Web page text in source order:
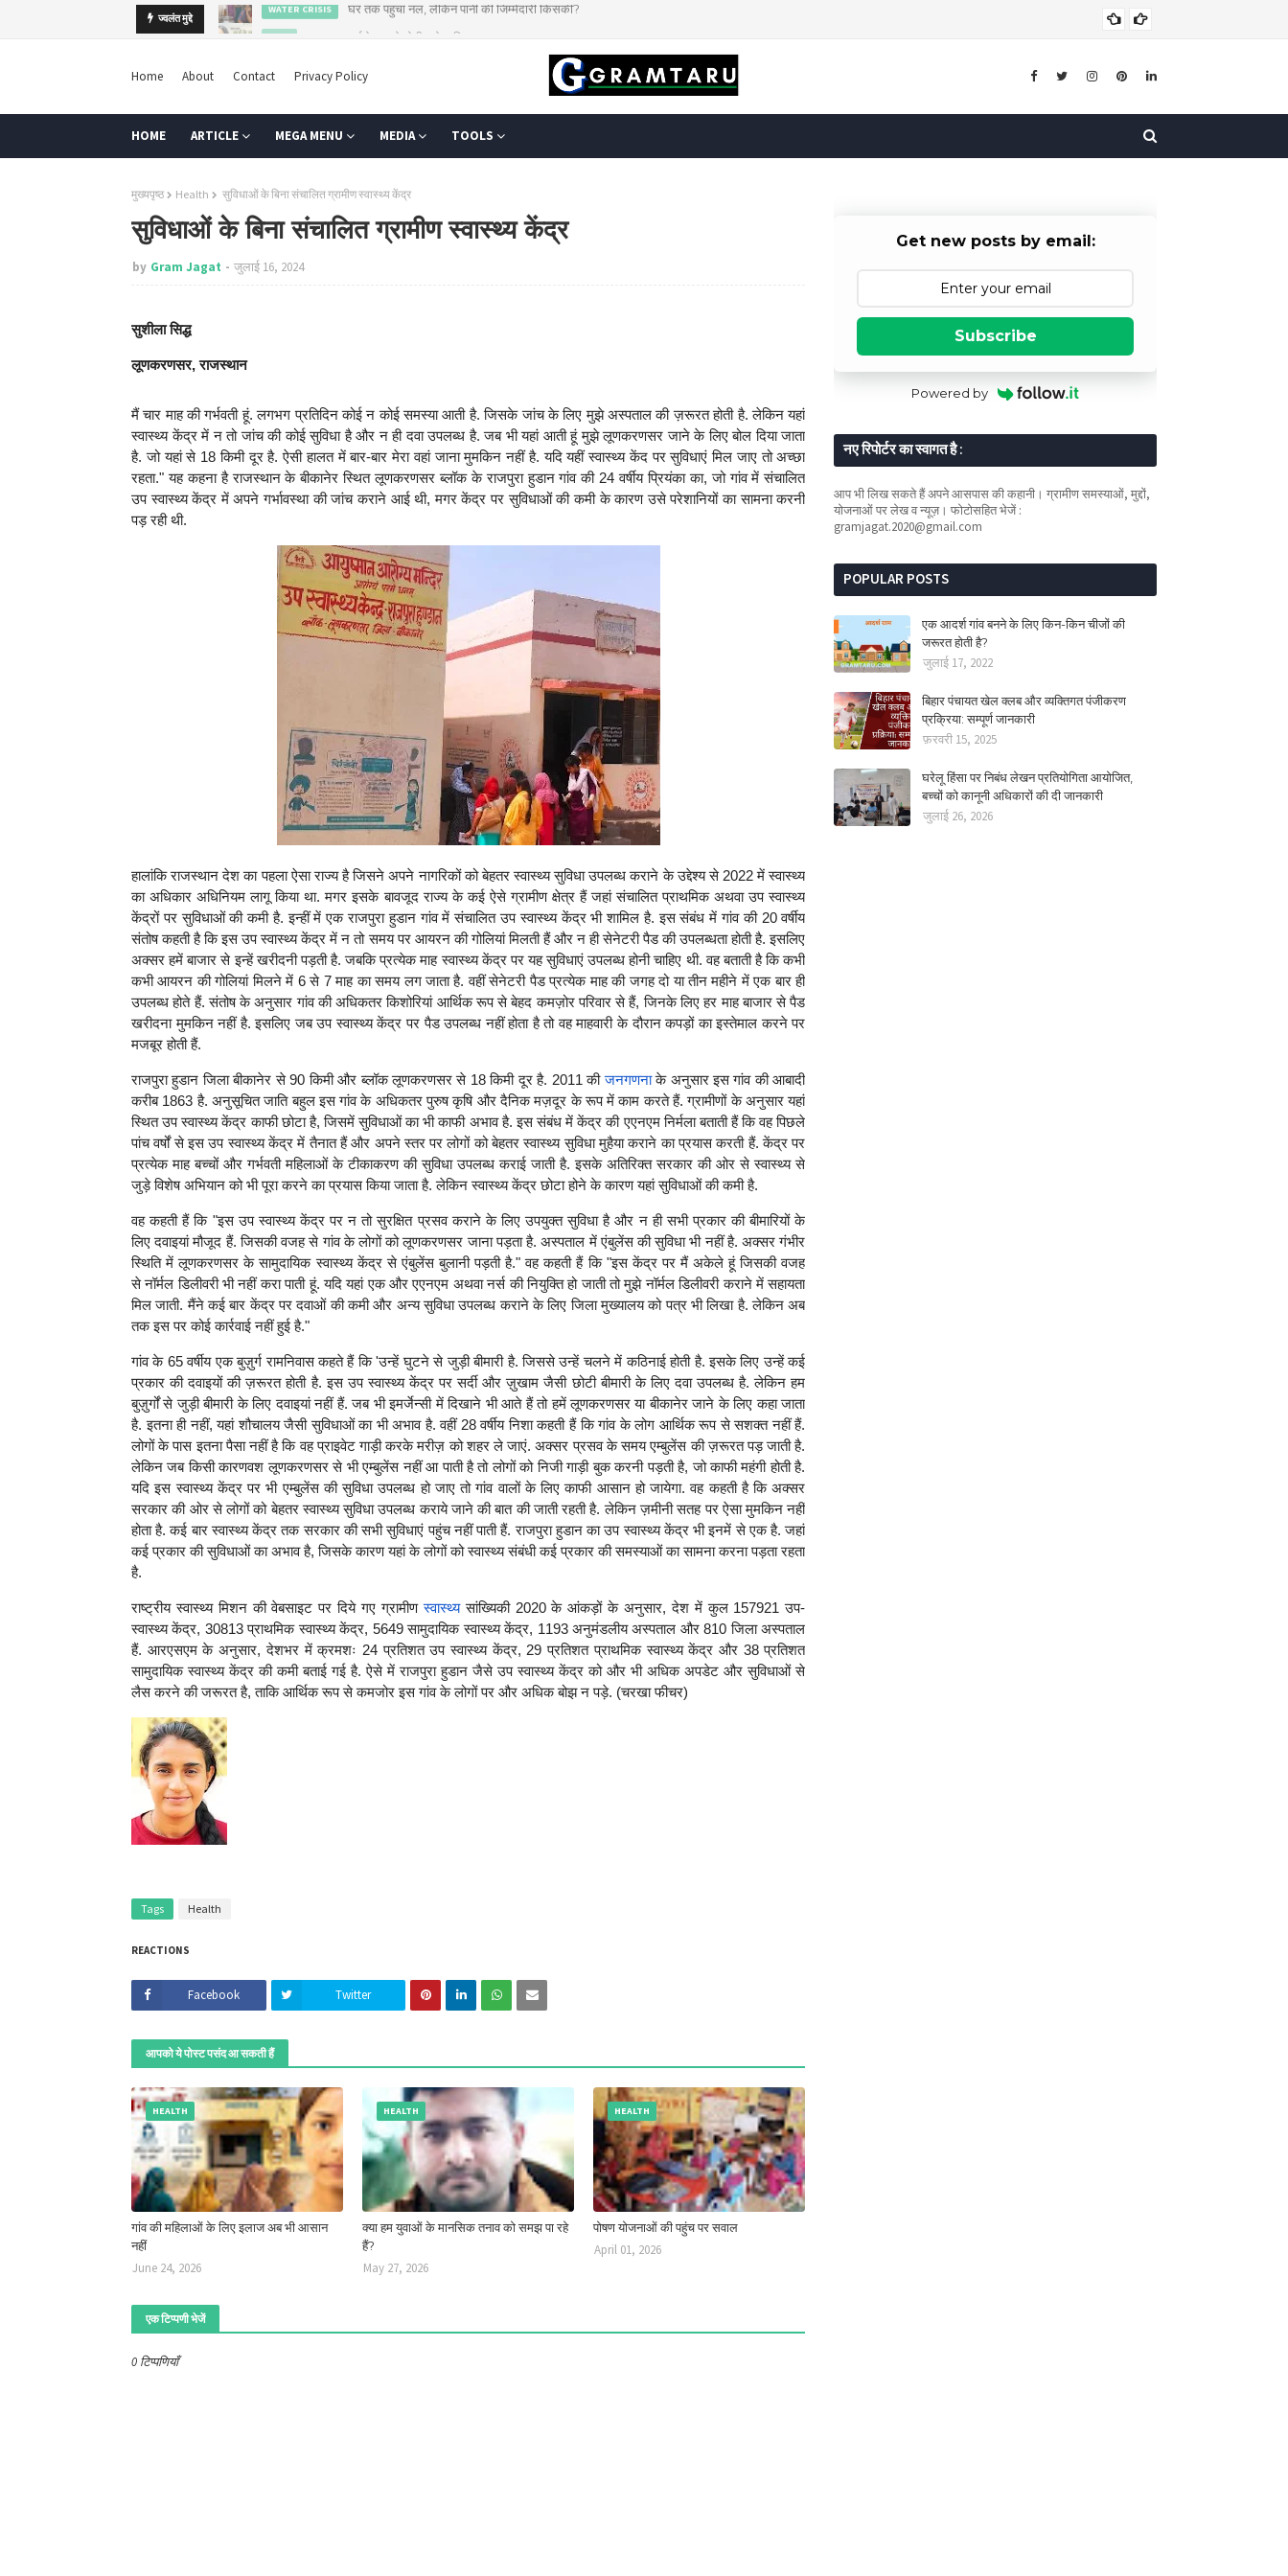
ज्वलंत मुद्दे AGRI कब तक कर्ज के सहारे खेती करेगा किसान?
Home About Contact Privacy Policy
HOME ARTICLE MEGA MENU MEDIA TOOLS
मुख्यपृष्ठ Health सुविधाओं के बिना संचालित ग्रामीण स्वास्थ्य केंद्र
सुविधाओं के बिना संचालित ग्रामीण स्वास्थ्य केंद्र
by Gram Jagat जुलाई 16, 2024
सुशीला सिद्ध
लूणकरणसर, राजस्थान
मैं चार माह की गर्भवती हूं. लगभग प्रतिदिन कोई न कोई समस्या आती है. जिसके जांच के लिए मुझे अस्पताल की ज़रूरत होती है. लेकिन यहां
स्वास्थ्य केंद्र में न तो जांच की कोई सुविधा है और न ही दवा उपलब्ध है. जब भी यहां आती हूं मुझे लूणकरणसर जाने के लिए बोल दिया जाता
है. जो यहां से 18 किमी दूर है. ऐसी हालत में बार-बार मेरा वहां जाना मुमकिन नहीं है. यदि यहीं स्वास्थ्य केंद पर सुविधाएं मिल जाए तो अच्छा
रहता." यह कहना है राजस्थान के बीकानेर स्थित लूणकरणसर ब्लॉक के राजपुरा हुडान गांव की 24 वर्षीय प्रियंका का, जो गांव में संचालित
उप स्वास्थ्य केंद्र में अपने गर्भावस्था की जांच कराने आई थी, मगर केंद्र पर सुविधाओं की कमी के कारण उसे परेशानियों का सामना करनी
पड़ रही थी.
हालांकि राजस्थान देश का पहला ऐसा राज्य है जिसने अपने नागरिकों को बेहतर स्वास्थ्य सुविधा उपलब्ध कराने के उद्देश्य से 2022 में स्वास्थ्य
का अधिकार अधिनियम लागू किया था. मगर इसके बावजूद राज्य के कई ऐसे ग्रामीण क्षेत्र हैं जहां संचालित प्राथमिक अथवा उप स्वास्थ्य
केंद्रों पर सुविधाओं की कमी है. इन्हीं में एक राजपुरा हुडान गांव में संचालित उप स्वास्थ्य केंद्र भी शामिल है. इस संबंध में गांव की 20 वर्षीय
संतोष कहती है कि इस उप स्वास्थ्य केंद्र में न तो समय पर आयरन की गोलियां मिलती हैं और न ही सेनेटरी पैड की उपलब्धता होती है. इसलिए
अक्सर हमें बाजार से इन्हें खरीदनी पड़ती है. जबकि प्रत्येक माह स्वास्थ्य केंद्र पर यह सुविधाएं उपलब्ध होनी चाहिए थी. वह बताती है कि कभी
कभी आयरन की गोलियां मिलने में 6 से 7 माह का समय लग जाता है. वहीं सेनेटरी पैड प्रत्येक माह की जगह दो या तीन महीने में एक बार ही
उपलब्ध होते हैं. संतोष के अनुसार गांव की अधिकतर किशोरियां आर्थिक रूप से बेहद कमज़ोर परिवार से हैं, जिनके लिए हर माह बाजार से पैड
खरीदना मुमकिन नहीं है. इसलिए जब उप स्वास्थ्य केंद्र पर पैड उपलब्ध नहीं होता है तो वह माहवारी के दौरान कपड़ों का इस्तेमाल करने पर
मजबूर होती हैं.
राजपुरा हुडान जिला बीकानेर से 90 किमी और ब्लॉक लूणकरणसर से 18 किमी दूर है. 2011 कीजनगणनाके अनुसार इस गांव की आबादी
करीब 1863 है. अनुसूचित जाति बहुल इस गांव के अधिकतर पुरुष कृषि और दैनिक मज़दूर के रूप में काम करते हैं. ग्रामीणों के अनुसार यहां
स्थित उप स्वास्थ्य केंद्र काफी छोटा है, जिसमें सुविधाओं का भी काफी अभाव है. इस संबंध में केंद्र की एएनएम निर्मला बताती हैं कि वह पिछले
पांच वर्षों से इस उप स्वास्थ्य केंद्र में तैनात हैं और अपने स्तर पर लोगों को बेहतर स्वास्थ्य सुविधा मुहैया कराने का प्रयास करती हैं. केंद्र पर
प्रत्येक माह बच्चों और गर्भवती महिलाओं के टीकाकरण की सुविधा उपलब्ध कराई जाती है. इसके अतिरिक्त सरकार की ओर से स्वास्थ्य से
जुड़े विशेष अभियान को भी पूरा करने का प्रयास किया जाता है. लेकिन स्वास्थ्य केंद्र छोटा होने के कारण यहां सुविधाओं की कमी है.
वह कहती हैं कि "इस उप स्वास्थ्य केंद्र पर न तो सुरक्षित प्रसव कराने के लिए उपयुक्त सुविधा है और न ही सभी प्रकार की बीमारियों के
लिए दवाइयां मौजूद हैं. जिसकी वजह से गांव के लोगों को लूणकरणसर जाना पड़ता है. अस्पताल में एंबुलेंस की सुविधा भी नहीं है. अक्सर गंभीर
स्थिति में लूणकरणसर के सामुदायिक स्वास्थ्य केंद्र से एंबुलेंस बुलानी पड़ती है." वह कहती हैं कि "इस केंद्र पर मैं अकेले हूं जिसकी वजह
से नॉर्मल डिलीवरी भी नहीं करा पाती हूं. यदि यहां एक और एएनएम अथवा नर्स की नियुक्ति हो जाती तो मुझे नॉर्मल डिलीवरी कराने में सहायता
मिल जाती. मैंने कई बार केंद्र पर दवाओं की कमी और अन्य सुविधा उपलब्ध कराने के लिए जिला मुख्यालय को पत्र भी लिखा है. लेकिन अब
तक इस पर कोई कार्रवाई नहीं हुई है."
गांव के 65 वर्षीय एक बुज़ुर्ग रामनिवास कहते हैं कि 'उन्हें घुटने से जुड़ी बीमारी है. जिससे उन्हें चलने में कठिनाई होती है. इसके लिए उन्हें कई
प्रकार की दवाइयों की ज़रूरत होती है. इस उप स्वास्थ्य केंद्र पर सर्दी और ज़ुखाम जैसी छोटी बीमारी के लिए दवा उपलब्ध है. लेकिन हम
बुज़ुर्गों से जुड़ी बीमारी के लिए दवाइयां नहीं हैं. जब भी इमर्जेन्सी में दिखाने भी आते हैं तो हमें लूणकरणसर या बीकानेर जाने के लिए कहा जाता
है. इतना ही नहीं, यहां शौचालय जैसी सुविधाओं का भी अभाव है. वहीं 28 वर्षीय निशा कहती हैं कि गांव के लोग आर्थिक रूप से सशक्त नहीं हैं.
लोगों के पास इतना पैसा नहीं है कि वह प्राइवेट गाड़ी करके मरीज़ को शहर ले जाएं. अक्सर प्रसव के समय एम्बुलेंस की ज़रूरत पड़ जाती है.
लेकिन जब किसी कारणवश लूणकरणसर से भी एम्बुलेंस नहीं आ पाती है तो लोगों को निजी गाड़ी बुक करनी पड़ती है, जो काफी महंगी होती है.
यदि इस स्वास्थ्य केंद्र पर भी एम्बुलेंस की सुविधा उपलब्ध हो जाए तो गांव वालों के लिए काफी आसान हो जायेगा. वह कहती है कि अक्सर
सरकार की ओर से लोगों को बेहतर स्वास्थ्य सुविधा उपलब्ध कराये जाने की बात की जाती रहती है. लेकिन ज़मीनी सतह पर ऐसा मुमकिन नहीं
होता है. कई बार स्वास्थ्य केंद्र तक सरकार की सभी सुविधाएं पहुंच नहीं पाती हैं. राजपुरा हुडान का उप स्वास्थ्य केंद्र भी इनमें से एक है. जहां
कई प्रकार की सुविधाओं का अभाव है, जिसके कारण यहां के लोगों को स्वास्थ्य संबंधी कई प्रकार की समस्याओं का सामना करना पड़ता रहता
है.
राष्ट्रीय स्वास्थ्य मिशन की वेबसाइट पर दिये गए ग्रामीणस्वास्थ्यसांख्यिकी 2020 के आंकड़ों के अनुसार, देश में कुल 157921 उप-
स्वास्थ्य केंद्र, 30813 प्राथमिक स्वास्थ्य केंद्र, 5649 सामुदायिक स्वास्थ्य केंद्र, 1193 अनुमंडलीय अस्पताल और 810 जिला अस्पताल
हैं. आरएसएम के अनुसार, देशभर में क्रमशः 24 प्रतिशत उप स्वास्थ्य केंद्र, 29 प्रतिशत प्राथमिक स्वास्थ्य केंद्र और 38 प्रतिशत
सामुदायिक स्वास्थ्य केंद्र की कमी बताई गई है. ऐसे मेंराजपुरा हुडान जैसे उप स्वास्थ्य केंद्र को और भी अधिक अपडेट और सुविधाओं से
लैस करने की जरूरत है, ताकि आर्थिक रूप से कमजोर इस गांव के लोगों पर और अधिक बोझ न पड़े. (चरखा फीचर)
Tags Health
REACTIONS
Facebook Twitter
आपको ये पोस्ट पसंद आ सकती हैं
HEALTH
गांव की महिलाओं के लिए इलाज अब भी आसान
नहीं
June 24, 2026
HEALTH
क्या हम युवाओं के मानसिक तनाव को समझ पा रहे
हैं?
May 27, 2026
HEALTH
पोषण योजनाओं की पहुंच पर सवाल
April 01, 2026
एक टिप्पणी भेजें
0 टिप्पणियाँ
Get new posts by email:
Subscribe
Powered by
नए रिपोर्टर का स्वागत है :
आप भी लिख सकते हैं अपने आसपास की कहानी। ग्रामीण समस्याओं, मुद्दों,
योजनाओं पर लेख व न्यूज़। फोटोसहित भेजें :
gramjagat.2020@gmail.com
POPULAR POSTS
एक आदर्श गांव बनने के लिए किन-किन चीजों की
जरूरत होती है?
जुलाई 17, 2022
बिहार पंचायत खेल क्लब और व्यक्तिगत पंजीकरण
प्रक्रिया: सम्पूर्ण जानकारी
फ़रवरी 15, 2025
घरेलू हिंसा पर निबंध लेखन प्रतियोगिता आयोजित,
बच्चों को कानूनी अधिकारों की दी जानकारी
जुलाई 26, 2026